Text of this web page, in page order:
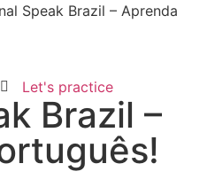
Speak Brazil – Aprenda
Let's practice
Brazil –